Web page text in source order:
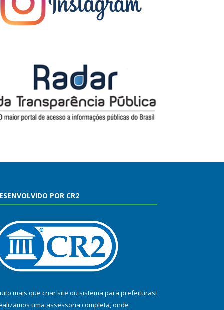
POR CR2
mais que criar site ou sistema para prefeituras!
uma assessoria completa, onde